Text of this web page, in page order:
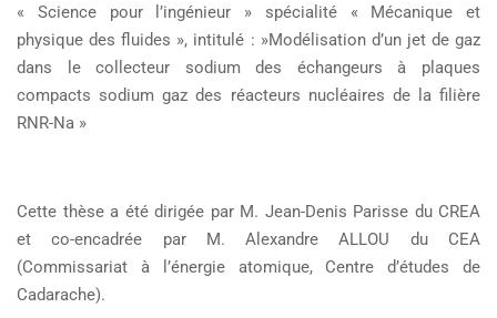
« Science pour l’ingénieur » spécialité « Mécanique et
physique des fluides », intitulé : »Modélisation d’un jet de gaz
dans le collecteur sodium des échangeurs à plaques
compacts sodium gaz des réacteurs nucléaires de la filière
RNR-Na »
Cette thèse a été dirigée par M. Jean-Denis Parisse du CREA
et co-encadrée par M. Alexandre ALLOU du CEA
(Commissariat à l’énergie atomique, Centre d’études de
Cadarache).